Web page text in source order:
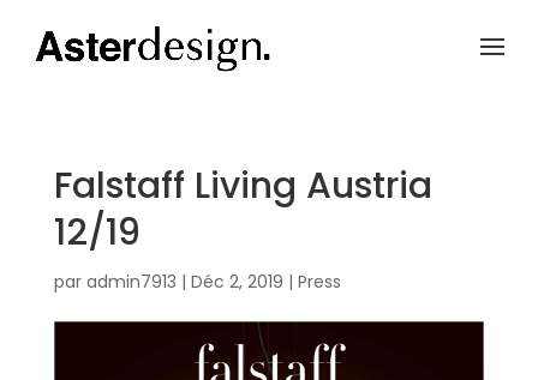
Falstaff Living Austria
12/19
par admin7913 | Déc 2, 2019 | Press